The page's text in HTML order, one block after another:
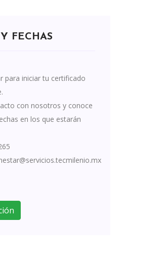
FECHAS
para iniciar tu certificado
con nosotros y conoce
en los que estarán